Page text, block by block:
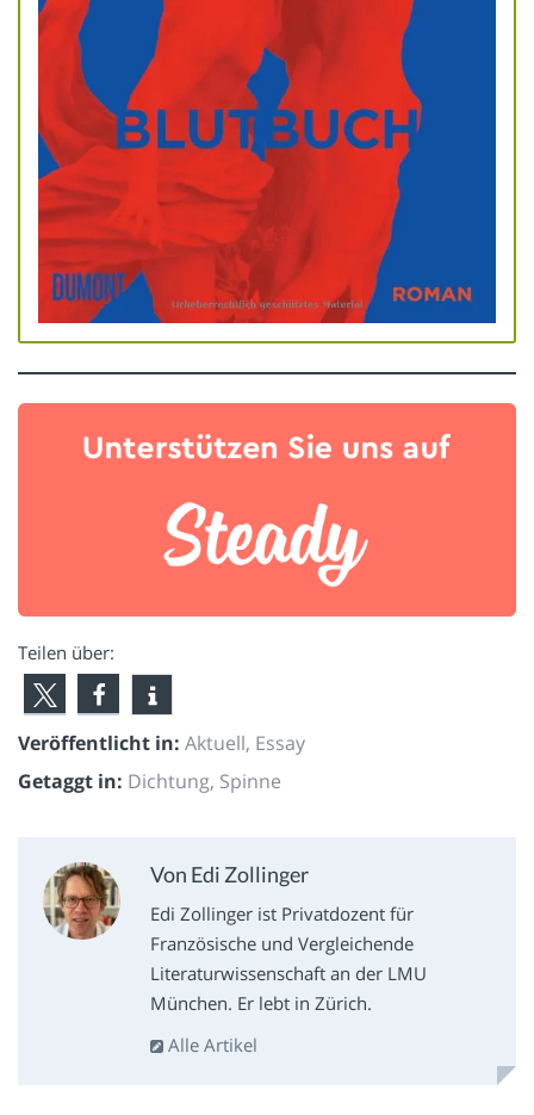
Teilen über:
Veröffentlicht in: Aktuell, Essay
Getaggt in: Dichtung, Spinne
Von Edi Zollinger
Edi Zollinger ist Privatdozent für
Französische und Vergleichende
Literaturwissenschaft an der LMU
München. Er lebt in Zürich.
Alle Artikel